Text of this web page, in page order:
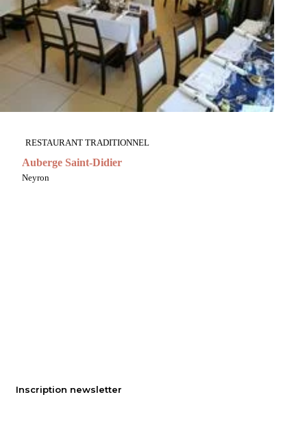
RESTAURANT TRADITIONNEL
Auberge Saint-Didier
Neyron
Inscription newsletter